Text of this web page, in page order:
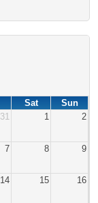
Sat
Sun
31 1 2
7 8 9
14 15 16